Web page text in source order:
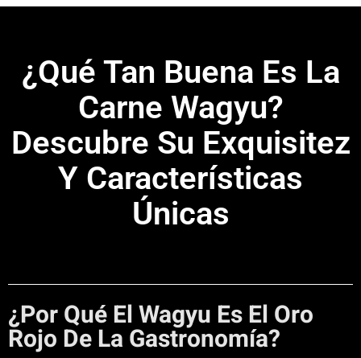
¿Qué Tan Buena Es La
Carne Wagyu?
Descubre Su Exquisitez
Y Características
Únicas
¿Por Qué El Wagyu Es El Oro
Rojo De La Gastronomía?